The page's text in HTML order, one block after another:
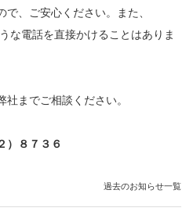
、ご安心ください。また、
な電話を直接かけることはありま
までご相談ください。
８７３６
過去のお知らせ一覧